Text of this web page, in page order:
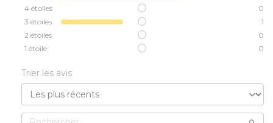
4 étoiles
0
3 étoiles
1
2 étoiles
0
1 étoile 0
Trier les avis